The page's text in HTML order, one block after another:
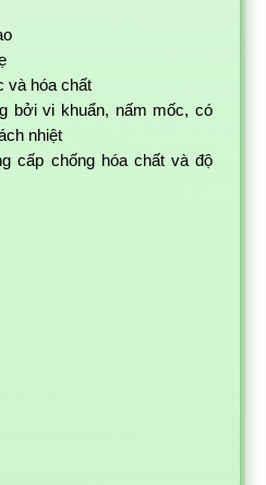
và hóa chất
bởi vi khuẩn, nấm mốc, có
nhiệt
cấp chống hóa chất và độ